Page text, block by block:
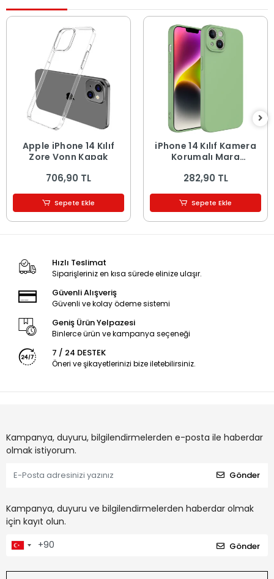
Apple iPhone 14 Kılıf
Zore Vonn Kapak
706,90 TL
Sepete Ekle
iPhone 14 Kılıf Kamera
Korumalı Mara
282,90 TL
Sepete Ekle
Hızlı Teslimat
Siparişleriniz en kısa sürede elinize ulaşır.
Güvenli Alışveriş
Güvenli ve kolay ödeme sistemi
Geniş Ürün Yelpazesi
Binlerce ürün ve kampanya seçeneği
7 / 24 DESTEK
Öneri ve şikayetlerinizi bize iletebilirsiniz.
Kampanya, duyuru, bilgilendirmelerden e-posta ile haberdar
olmak istiyorum.
Gönder
Kampanya, duyuru ve bilgilendirmelerden haberdar olmak
için kayıt olun.
Gönder